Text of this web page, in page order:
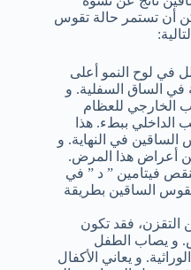
أن تستمر حالة تقوس
في لوح النمو أعلى
الساق السفلية. و
الخارجي للعظام
الداخلي ببطء. هذا
الساقين في النهاية. و
أعراض هذا المرض.
فيتامين ” د ” في
الساقين بطريقة
التقزن، فقد تكون
و يصاب الطفل
و يعاني الأكفال